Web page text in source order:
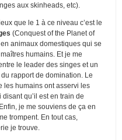
aux skinheads, etc).
que le 1 à ce niveau c’est le
(Conquest of the Planet of
animaux domestiques qui se
humains. Et je me
le leader des singes et un
rapport de domination. Le
les humains ont asservi les
qu’il est en train de
je me souviens de ça en
trompent. En tout cas,
je trouve.